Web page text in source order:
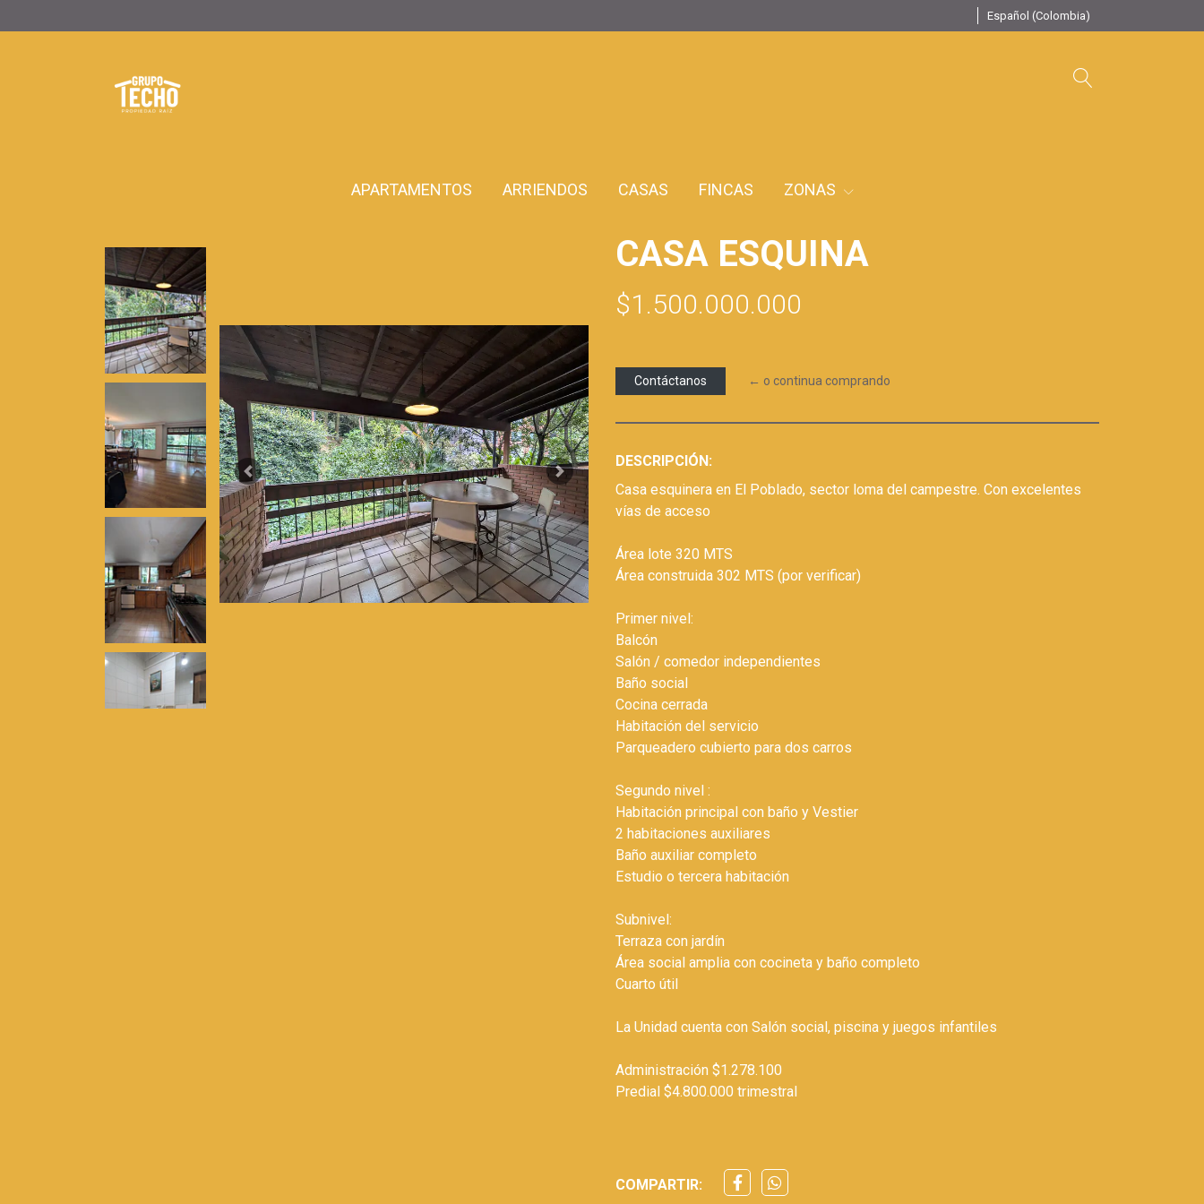
Español (Colombia)
APARTAMENTOS ARRIENDOS CASAS FINCAS ZONAS
Previous Next
CASA ESQUINA
$1.500.000.000
Contáctanos ← o continua comprando
DESCRIPCIÓN:
Casa esquinera en El Poblado, sector loma del campestre. Con excelentes
vías de acceso
Área lote 320 MTS
Área construida 302 MTS (por verificar)
Primer nivel:
Balcón
Salón / comedor independientes
Baño social
Cocina cerrada
Habitación del servicio
Parqueadero cubierto para dos carros
Segundo nivel :
Habitación principal con baño y Vestier
2 habitaciones auxiliares
Baño auxiliar completo
Estudio o tercera habitación
Subnivel:
Terraza con jardín
Área social amplia con cocineta y baño completo
Cuarto útil
La Unidad cuenta con Salón social, piscina y juegos infantiles
Administración $1.278.100
Predial $4.800.000 trimestral
COMPARTIR: